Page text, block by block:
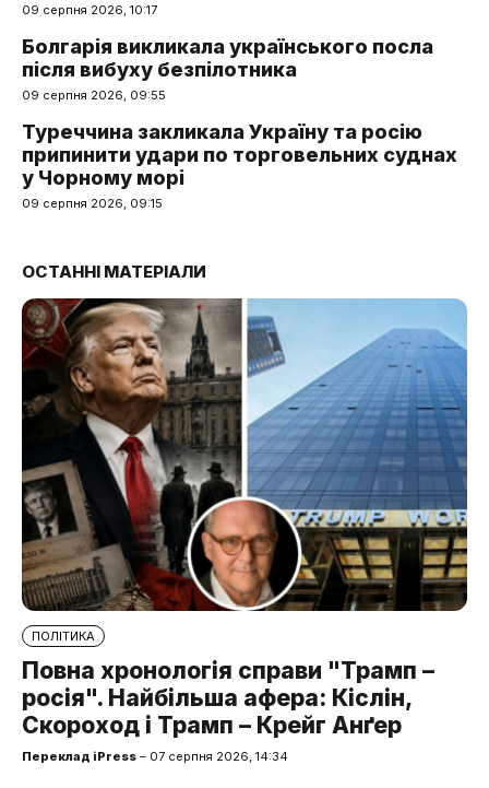
09 серпня 2026, 10:17
Болгарія викликала українського посла
після вибуху безпілотника
09 серпня 2026, 09:55
Туреччина закликала Україну та росію
припинити удари по торговельних суднах
у Чорному морі
09 серпня 2026, 09:15
ОСТАННІ МАТЕРІАЛИ
ПОЛІТИКА
Повна хронологія справи "Трамп –
росія". Найбільша афера: Кіслін,
Скороход і Трамп – Крейг Анґер
Переклад iPress – 07 серпня 2026, 14:34